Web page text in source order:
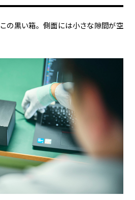
ンジン BEV 燃料電池車（FCEV）
トヨタグループ
follow us
の黒い箱。側面には小さな隙間が空